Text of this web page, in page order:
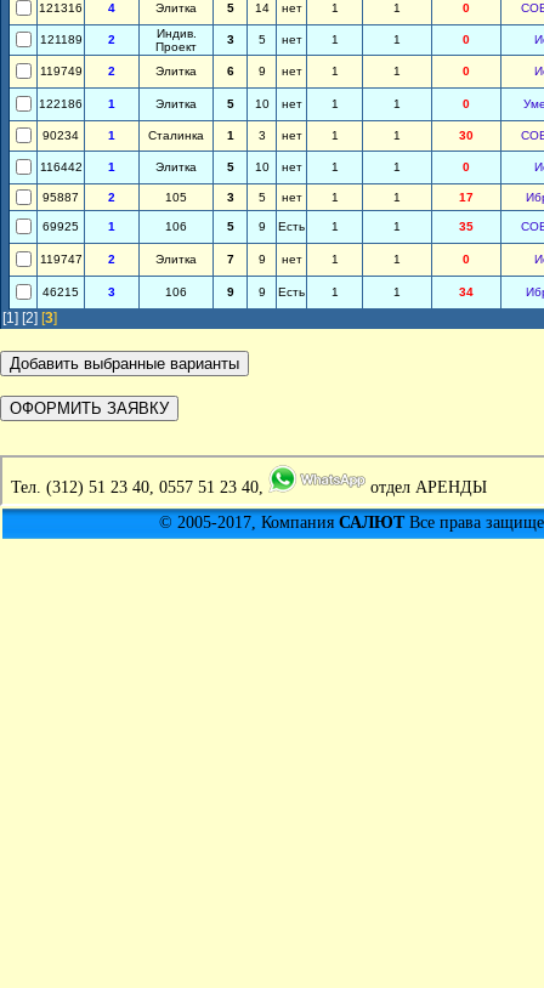
121316 4 Элитка 5 14 нет 1 1 0
121189 2
Индив.
Проект
3 5 нет 1 1 0
119749 2 Элитка 6 9 нет 1 1 0
122186 1 Элитка 5 10 нет 1 1 0
90234 1 Сталинка 1 3 нет 1 1 30
116442 1 Элитка 5 10 нет 1 1 0
95887 2 105 3 5 нет 1 1 17
69925 1 106 5 9 Есть 1 1 35
119747 2 Элитка 7 9 нет 1 1 0
46215 3 106 9 9 Есть 1 1 34
[1] [2] [3]
Тел. (312) 51 23 40, 0557 51 23 40,
отдел АРЕНДЫ
© 2005-2017, Компания САЛЮТВсе права